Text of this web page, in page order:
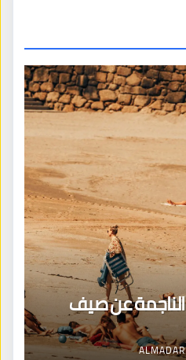
الناجمة عن صيف
ALMADAR